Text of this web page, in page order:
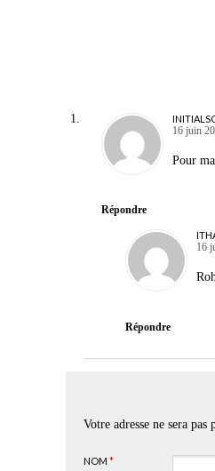
16 juin
Pour
Répondre
16
Répondre
Votre adresse ne sera
NOM *